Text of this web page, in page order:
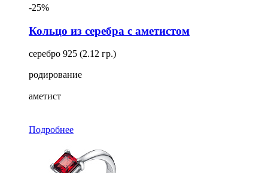
-25%
Кольцо из серебра с аметистом
серебро 925 (2.12 гр.)
родирование
аметист
Подробнее